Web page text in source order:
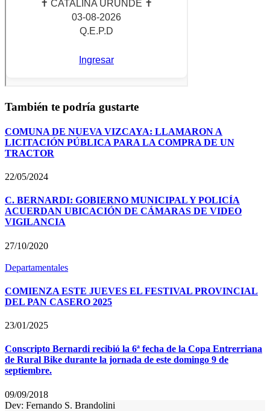
También te podría gustarte
COMUNA DE NUEVA VIZCAYA: LLAMARON A
LICITACIÓN PÚBLICA PARA LA COMPRA DE UN
TRACTOR
22/05/2024
C. BERNARDI: GOBIERNO MUNICIPAL Y POLICÍA
ACUERDAN UBICACIÓN DE CÁMARAS DE VIDEO
VIGILANCIA
27/10/2020
Departamentales
COMIENZA ESTE JUEVES EL FESTIVAL PROVINCIAL
DEL PAN CASERO 2025
23/01/2025
Conscripto Bernardi recibió la 6ª fecha de la Copa Entrerriana
de Rural Bike durante la jornada de este domingo 9 de
septiembre.
09/09/2018
Dev: Fernando S. Brandolini